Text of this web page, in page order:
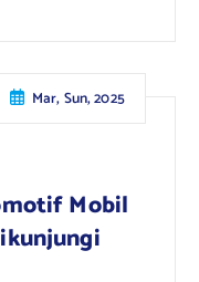
Mar, Sun, 2025
Mobil